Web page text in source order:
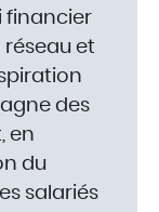
financier
et
des
en
du
salariés